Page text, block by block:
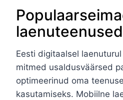
Eesti digitaalsel
mitmed usaldusväärsed
optimeerinud oma
kasutamiseks. Mobiilne